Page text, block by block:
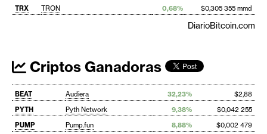
TRX
TRON 0,68% $0,305 355 mmd
DiarioBitcoin.com
Criptos Ganadoras
BEAT Audiera 32,23%
$2,88
PYTH
Pyth Network 9,38%
$0,042 255
PUMP
Pump.fun 8,88%
$0,002 479